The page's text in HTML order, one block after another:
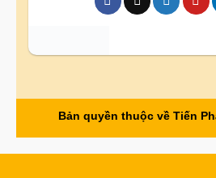
Bản quyền thuộc về Tiến